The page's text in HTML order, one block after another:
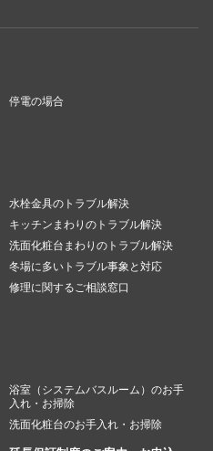
停電の場合
水栓金具のトラブル解決
キッチンまわりのトラブル解決
洗面化粧台まわりのトラブル解決
冬場に多いトラブル事象と対応
修理に関するご相談窓口
浴室（システムバスルーム）のお手
入れ・お掃除
洗面化粧台のお手入れ・お掃除